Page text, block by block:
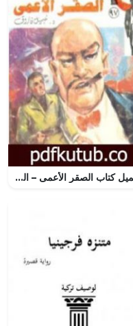
تحميل كتاب الصقر الأعمى – الجزء الأول – سلسلة رجل المستحيل PDF تأليف نبيل فاروق مجانا [كامل]